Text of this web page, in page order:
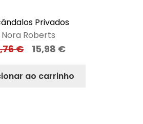
Privados
Nora Roberts
€ 15,98 €
ao carrinho